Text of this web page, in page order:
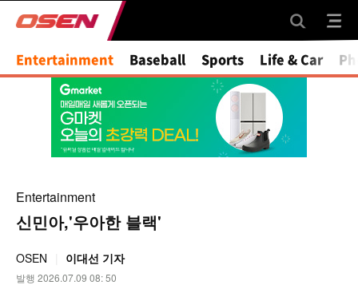
Mute
Entertainment Baseball Sports Life & Car
Entertainment
신민아,'우아한 블랙'
OSEN 이대선 기자
발행 2026.07.09 08: 50